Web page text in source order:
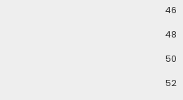
46
48
50
52